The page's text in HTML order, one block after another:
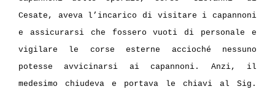
Cesate, aveva l’incarico di visitare i capannoni
e assicurarsi che fossero vuoti di personale e
vigilare le corse esterne accioché nessuno
potesse avvicinarsi ai capannoni. Anzi, il
medesimo chiudeva e portava le chiavi al Sig.